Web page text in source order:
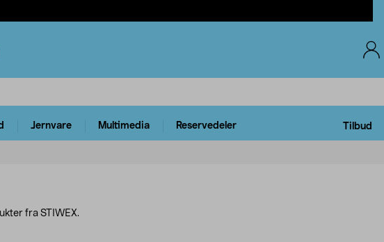
Jernvare Multimedia Reservedeler Tilbud
fra STIWEX.